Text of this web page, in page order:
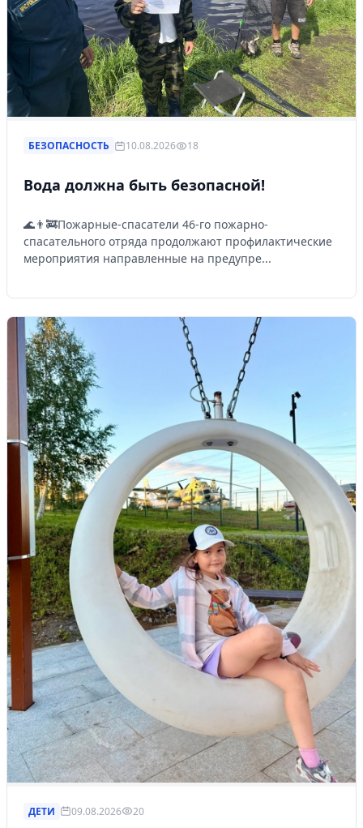
БЕЗОПАСНОСТЬ 10.08.2026 18
Вода должна быть безопасной!
🌊👨‍🚒Пожарные-спасатели 46-го пожарно-
спасательного отряда продолжают профилактические
мероприятия направленные на предупре...
ДЕТИ 09.08.2026 20